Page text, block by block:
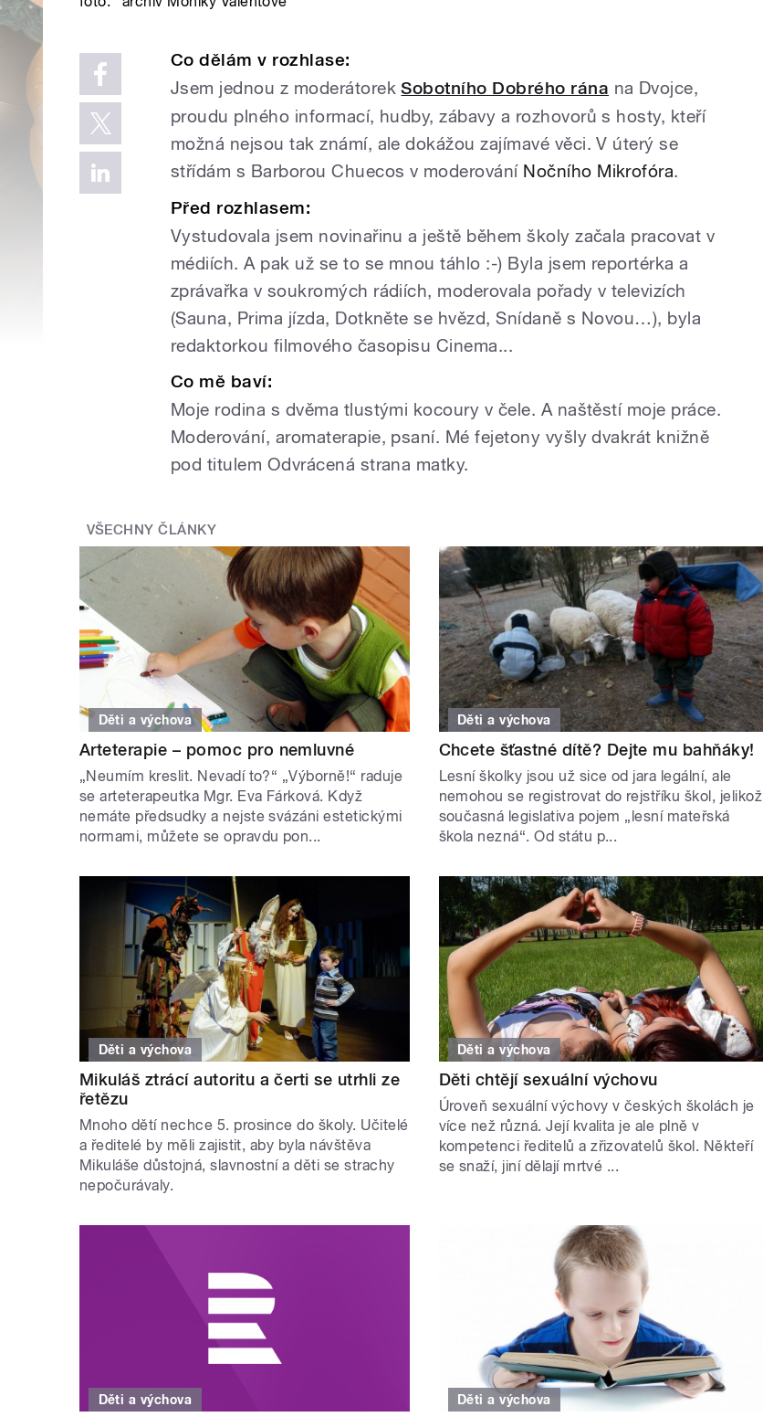
Co dělám v rozhlase:
Jsem jednou z moderátorekSobotního Dobrého rána na Dvojce,
proudu plného informací, hudby, zábavy a rozhovorů s hosty, kteří
možná nejsou tak známí, ale dokážou zajímavé věci. V úterý se
střídám s Barborou Chuecos v moderování Nočního Mikrofóra.
Před rozhlasem:
Vystudovala jsem novinařinu a ještě během školy začala pracovat v
médiích. A pak už se to se mnou táhlo :-) Byla jsem reportérka a
zprávařka v soukromých rádiích, moderovala pořady v televizích
(Sauna, Prima jízda, Dotkněte se hvězd, Snídaně s Novou…), byla
redaktorkou filmového časopisu Cinema...
Co mě baví:
Moje rodina s dvěma tlustými kocoury v čele. A naštěstí moje práce.
Moderování, aromaterapie, psaní. Mé fejetony vyšly dvakrát knižně
pod titulem Odvrácená strana matky.
VŠECHNY ČLÁNKY
Děti a výchova
Arteterapie – pomoc pro nemluvné
„Neumím kreslit. Nevadí to?“ „Výborně!“ raduje
se arteterapeutka Mgr. Eva Fárková. Když
nemáte předsudky a nejste svázáni estetickými
normami, můžete se opravdu pon...
Děti a výchova
Chcete šťastné dítě? Dejte mu bahňáky!
Lesní školky jsou už sice od jara legální, ale
nemohou se registrovat do rejstříku škol, jelikož
současná legislativa pojem „lesní mateřská
škola nezná“. Od státu p...
Děti a výchova
Mikuláš ztrácí autoritu a čerti se utrhli ze
řetězu
Mnoho dětí nechce 5. prosince do školy. Učitelé
a ředitelé by měli zajistit, aby byla návštěva
Mikuláše důstojná, slavnostní a děti se strachy
nepočurávaly.
Děti a výchova
Děti chtějí sexuální výchovu
Úroveň sexuální výchovy v českých školách je
více než různá. Její kvalita je ale plně v
kompetenci ředitelů a zřizovatelů škol. Někteří
se snaží, jiní dělají mrtvé ...
Děti a výchova Děti a výchova